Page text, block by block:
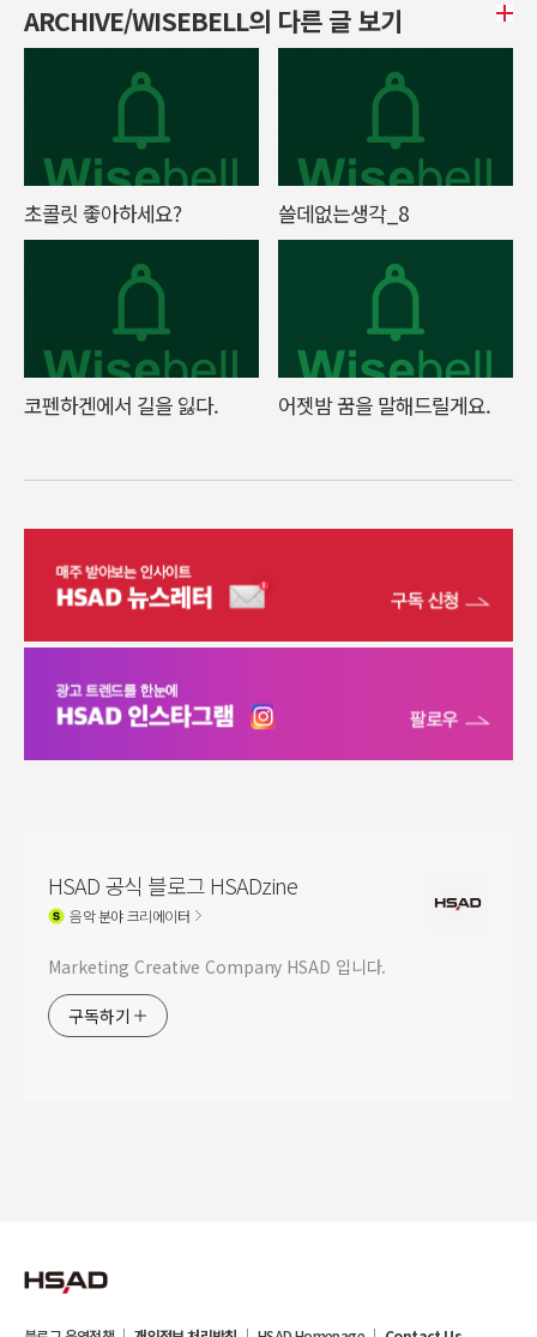
ARCHIVE/WISEBELL의 다른 글 보기
초콜릿 좋아하세요? 쓸데없는생각_8
코펜하겐에서 길을 잃다. 어젯밤 꿈을 말해드릴게요.
HSAD 공식 블로그 HSADzine
음악분야 크리에이터
Marketing Creative Company HSAD 입니다.
구독하기